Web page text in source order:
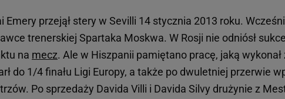
Emery przejął stery w Sevilli 14 stycznia 2013 roku.
trenerskiej Spartaka Moskwa. W Rosji nie odniósł
na mecz. Ale w Hiszpanii pamiętano pracę, jaką
do 1/4 finału Ligi Europy, a także po dwuletniej przerwie
Po sprzedaży Davida Villi i Davida Silvy drużynie z